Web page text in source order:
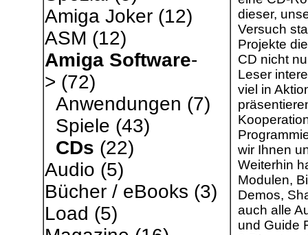
Amiga Joker(12)
ASM (12)
Amiga Software-
> (72)
Anwendungen (7)
Spiele (43)
CDs (22)
Audio (5)
Bücher / eBooks (3)
Load (5)
dieser,
Versuch
Projekte
CD nicht
Leser
viel in
wir Ihnen
Weiterhin
Modulen,
Demos,
auch alle
und Guide